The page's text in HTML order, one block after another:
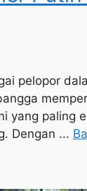
pelopor
yang paling
Dengan ...